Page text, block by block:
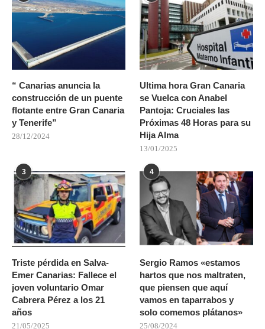
“ Canarias anuncia la
construcción de un puente
flotante entre Gran Canaria
y Tenerife”
28/12/2024
Ultima hora Gran Canaria
se Vuelca con Anabel
Pantoja: Cruciales las
Próximas 48 Horas para su
Hija Alma
13/01/2025
3
Triste pérdida en Salva-
Emer Canarias: Fallece el
joven voluntario Omar
Cabrera Pérez a los 21
años
21/05/2025
4
Sergio Ramos «estamos
hartos que nos maltraten,
que piensen que aquí
vamos en taparrabos y
solo comemos plátanos»
25/08/2024